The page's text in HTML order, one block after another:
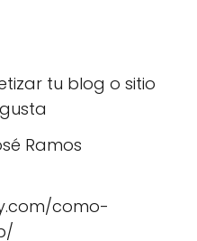
tu blog o sitio
Ramos
como-